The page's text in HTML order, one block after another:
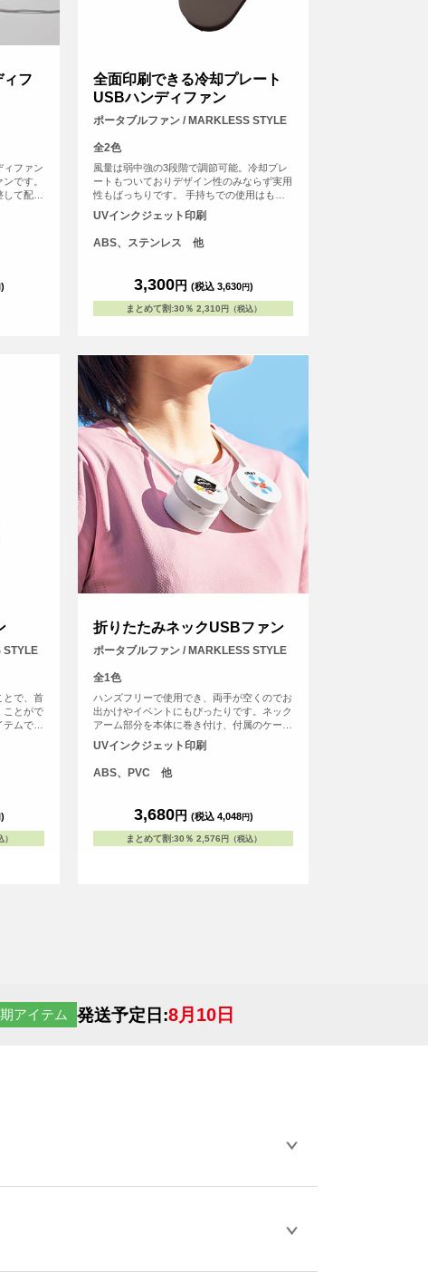
フ
ィファン
です。
て配置
しま
ジナル
)
全面印刷できる冷却プレート
USBハンディファン
ポータブルファン / MARKLESS STYLE
全2色
風量は弱中強の3段階で調節可能。冷却プレ
ートもついておりデザイン性のみならず実用
性もばっちりです。 手持ちでの使用はもち
ろん、背面に可動式スタンド付きなので卓上
でもOK!またネックストラップもついている
ため、首から下げてもお使いいただけます。
<br> ※USB-Type-Cケーブル、ストラップ付
UVインクジェット印刷
ABS、ステンレス 他
3,300円 (税込 3,630円)
まとめて割:30％ 2,310 円（税込）
STYLE
とで、首
ことがで
テムで
使い頂
)
折りたたみネックUSBファン
ポータブルファン / MARKLESS STYLE
全1色
ハンズフリーで使用でき、両手が空くのでお
出かけやイベントにもぴったりです。ネック
アーム部分を本体に巻き付け、付属のケース
に収納ができるためいつでもコンパクトに持
ち運ぶことができます。ファンの風量は弱・
中・強の3段階から、シーンに合わせて調整
が可能です。ファン本体・ケースともにフル
グッズとしても！
UVインクジェット印刷
ABS、PVC 他
3,680円 (税込 4,048円)
まとめて割:30％ 2,576 円（税込）
アイテム 発送予定日:8月10日
とが可能です。